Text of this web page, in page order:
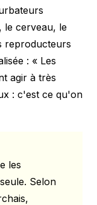
le cerveau, le
reproducteurs
: « Les
agir à très
: c'est ce qu'on
les
Selon